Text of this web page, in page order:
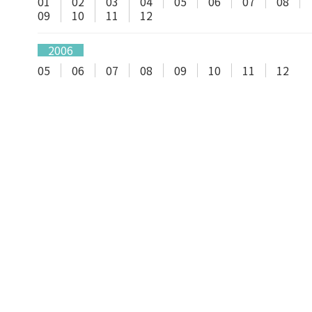
09
10 11 12
2006
05
06 07 08 09 10 11 12